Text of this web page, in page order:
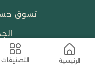
الرئيسية التصنيفات
تسوق حسب